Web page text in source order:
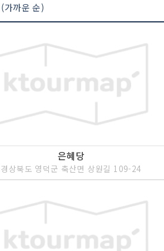
가까운 순)
은혜당
경상북도 영덕군 축산면 상원길 109-24